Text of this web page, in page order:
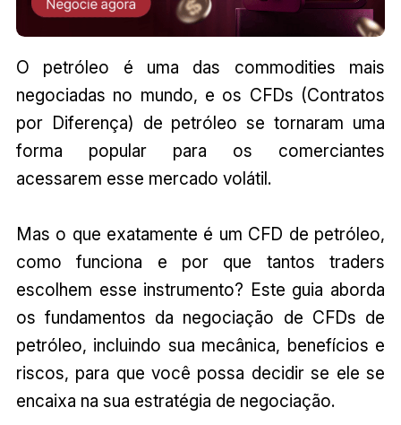
O petróleo é uma das commodities mais
negociadas no mundo, e os CFDs (Contratos
por Diferença) de petróleo se tornaram uma
forma popular para os comerciantes
acessarem esse mercado volátil.
Mas o que exatamente é um CFD de petróleo,
como funciona e por que tantos traders
escolhem esse instrumento? Este guia aborda
os fundamentos da negociação de CFDs de
petróleo, incluindo sua mecânica, benefícios e
riscos, para que você possa decidir se ele se
encaixa na sua estratégia de negociação.